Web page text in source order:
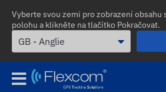
Vyberte svou zemi pro zobrazení obsahu
polohu a klikněte na tlačítko Pokračovat.